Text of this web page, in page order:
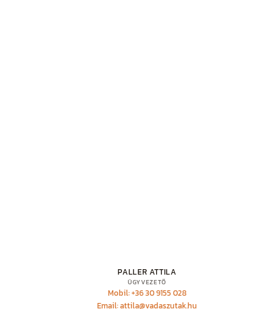
PALLER ATTILA
ÜGYVEZETŐ
Mobil: +36 30 9155 028
Email: attila@vadaszutak.hu